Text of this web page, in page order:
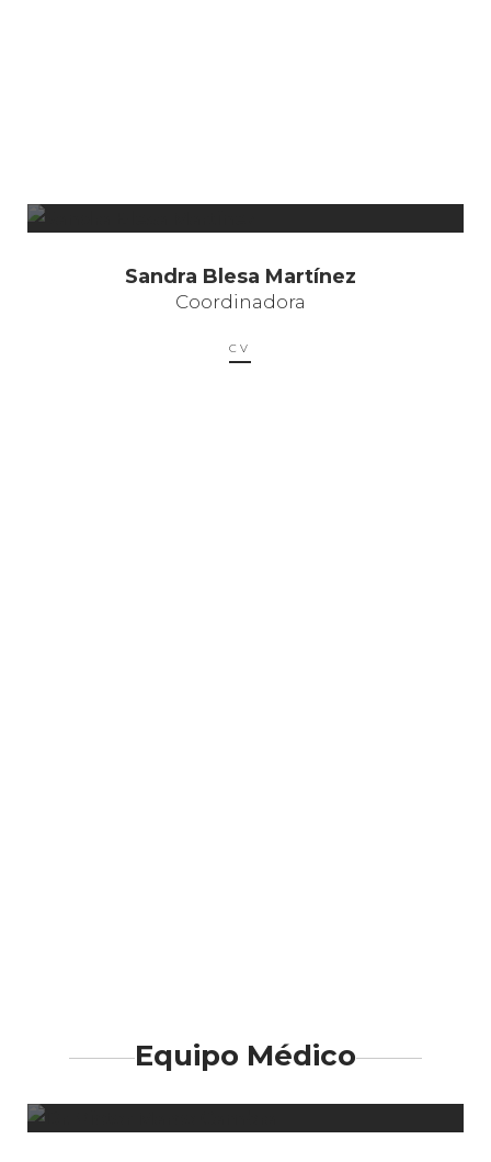
Sandra Blesa Martínez
Coordinadora
CV
Equipo Médico